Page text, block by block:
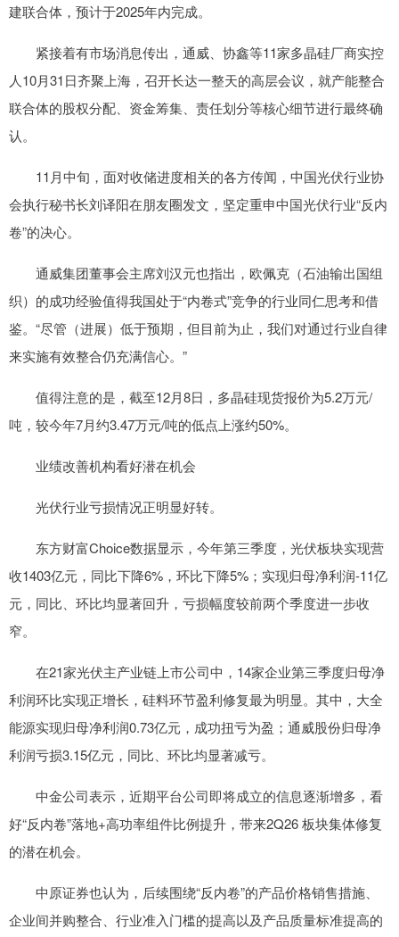
建联合体，预计于2025年内完成。
紧接着有市场消息传出，通威、协鑫等11家多晶硅厂商实控
人10月31日齐聚上海，召开长达一整天的高层会议，就产能整合
联合体的股权分配、资金筹集、责任划分等核心细节进行最终确
认。
11月中旬，面对收储进度相关的各方传闻，中国光伏行业协
会执行秘书长刘译阳在朋友圈发文，坚定重申中国光伏行业“反内
卷”的决心。
通威集团董事会主席刘汉元也指出，欧佩克（石油输出国组
织）的成功经验值得我国处于“内卷式”竞争的行业同仁思考和借
鉴。“尽管（进展）低于预期，但目前为止，我们对通过行业自律
来实施有效整合仍充满信心。”
值得注意的是，截至12月8日，多晶硅现货报价为5.2万元/
吨，较今年7月约3.47万元/吨的低点上涨约50%。
业绩改善机构看好潜在机会
光伏行业亏损情况正明显好转。
东方财富Choice数据显示，今年第三季度，光伏板块实现营
收1403亿元，同比下降6%，环比下降5%；实现归母净利润-11亿
元，同比、环比均显著回升，亏损幅度较前两个季度进一步收
窄。
在21家光伏主产业链上市公司中，14家企业第三季度归母净
利润环比实现正增长，硅料环节盈利修复最为明显。其中，大全
能源实现归母净利润0.73亿元，成功扭亏为盈；通威股份归母净
利润亏损3.15亿元，同比、环比均显著减亏。
中金公司表示，近期平台公司即将成立的信息逐渐增多，看
好“反内卷”落地+高功率组件比例提升，带来2Q26 板块集体修复
的潜在机会。
中原证券也认为，后续围绕“反内卷”的产品价格销售措施、
企业间并购整合、行业准入门槛的提高以及产品质量标准提高的